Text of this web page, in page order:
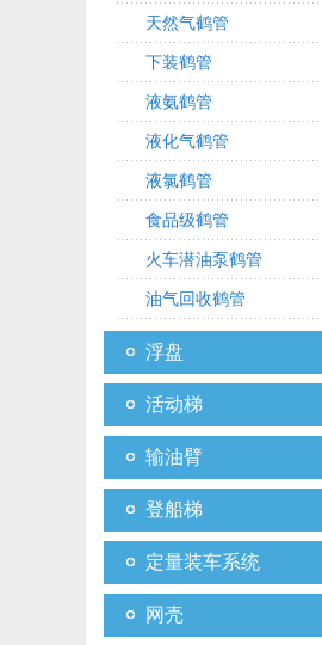
天然气鹤管
下装鹤管
液氨鹤管
液化气鹤管
液氯鹤管
食品级鹤管
火车潜油泵鹤管
油气回收鹤管
浮盘
活动梯
输油臂
登船梯
定量装车系统
网壳